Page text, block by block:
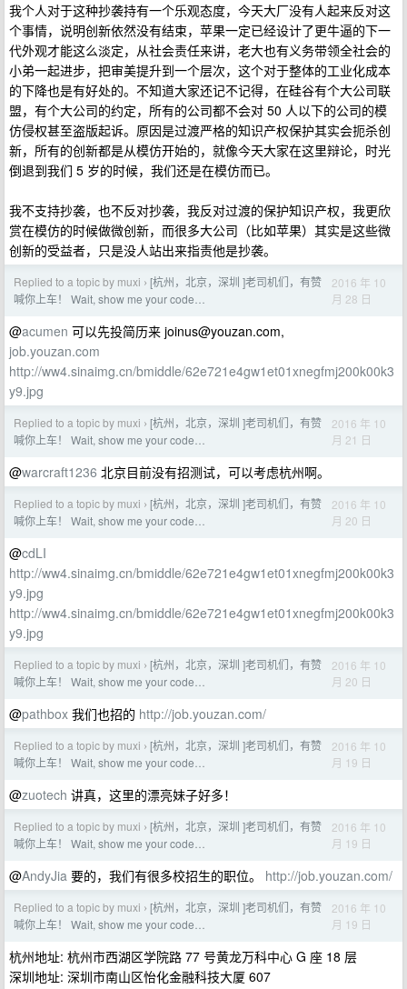
我个人对于这种抄袭持有一个乐观态度，今天大厂没有人起来反对这
个事情，说明创新依然没有结束，苹果一定已经设计了更牛逼的下一
代外观才能这么淡定，从社会责任来讲，老大也有义务带领全社会的
小弟一起进步，把审美提升到一个层次，这个对于整体的工业化成本
的下降也是有好处的。不知道大家还记不记得，在硅谷有个大公司联
盟，有个大公司的约定，所有的公司都不会对 50 人以下的公司的模
仿侵权甚至盗版起诉。原因是过渡严格的知识产权保护其实会扼杀创
新，所有的创新都是从模仿开始的，就像今天大家在这里辩论，时光
倒退到我们 5 岁的时候，我们还是在模仿而已。
我不支持抄袭，也不反对抄袭，我反对过渡的保护知识产权，我更欣
赏在模仿的时候做微创新，而很多大公司（比如苹果）其实是这些微
创新的受益者，只是没人站出来指责他是抄袭。
Replied to a topic by muxi › [杭州，北京，深圳 ]老司机们，有赞
喊你上车！ Wait, show me your code…
2016 年 10
月 28 日
@acumen 可以先投简历来 joinus@youzan.com,
job.youzan.com
http://ww4.sinaimg.cn/bmiddle/62e721e4gw1et01xnegfmj200k00k3
y9.jpg
Replied to a topic by muxi › [杭州，北京，深圳 ]老司机们，有赞
喊你上车！ Wait, show me your code…
2016 年 10
月 21 日
@warcraft1236 北京目前没有招测试，可以考虑杭州啊。
Replied to a topic by muxi › [杭州，北京，深圳 ]老司机们，有赞
喊你上车！ Wait, show me your code…
2016 年 10
月 20 日
@cdLI
http://ww4.sinaimg.cn/bmiddle/62e721e4gw1et01xnegfmj200k00k3
y9.jpg
http://ww4.sinaimg.cn/bmiddle/62e721e4gw1et01xnegfmj200k00k3
y9.jpg
Replied to a topic by muxi › [杭州，北京，深圳 ]老司机们，有赞
喊你上车！ Wait, show me your code…
2016 年 10
月 20 日
@pathbox 我们也招的 http://job.youzan.com/
Replied to a topic by muxi › [杭州，北京，深圳 ]老司机们，有赞
喊你上车！ Wait, show me your code…
2016 年 10
月 19 日
@zuotech 讲真，这里的漂亮妹子好多！
Replied to a topic by muxi › [杭州，北京，深圳 ]老司机们，有赞
喊你上车！ Wait, show me your code…
2016 年 10
月 19 日
@AndyJia 要的，我们有很多校招生的职位。 http://job.youzan.com/
Replied to a topic by muxi › [杭州，北京，深圳 ]老司机们，有赞
喊你上车！ Wait, show me your code…
2016 年 10
月 19 日
杭州地址: 杭州市西湖区学院路 77 号黄龙万科中心 G 座 18 层
深圳地址: 深圳市南山区怡化金融科技大厦 607